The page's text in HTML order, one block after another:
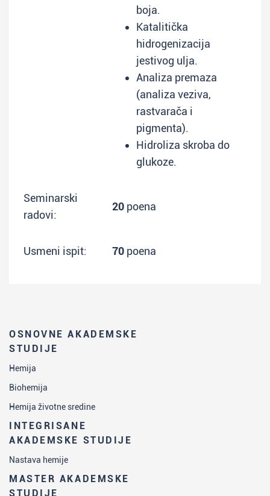
OSNOVNE AKADEMSKE
STUDIJE
Hemija
Biohemija
Hemija životne sredine
INTEGRISANE
AKADEMSKE STUDIJE
Nastava hemije
MASTER AKADEMSKE
STUDIJE
boja.
Katalitička
hidrogenizacija
jestivog ulja.
Analiza premaza
(analiza veziva,
rastvarača i
pigmenta).
Hidroliza skroba do
glukoze.
Seminarski
radovi:
20 poena
Usmeni ispit: 70 poena